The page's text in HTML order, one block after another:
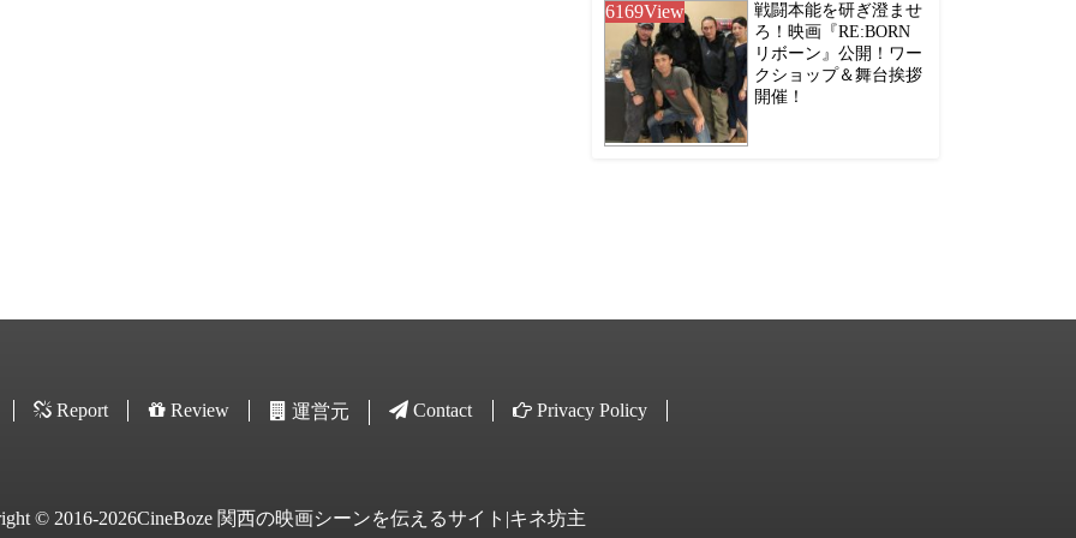
6169View
戦闘本能を研ぎ澄ませ
ろ！映画『RE:BORN
リボーン』公開！ワー
クショップ＆舞台挨拶
開催！
Report Review 運営元 Contact Privacy Policy
© 2016-2026CineBoze 関西の映画シーンを伝えるサイト|キネ坊主